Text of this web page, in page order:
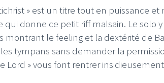
» est un titre tout en puissance et
qui donne ce petit riff malsain. Le solo
montrant le feeling et la dextérité de
tympans sans demander la
Lord » vous font rentrer